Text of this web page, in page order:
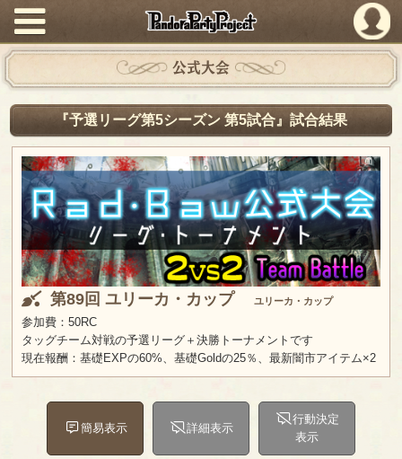
PandoraPartyProject
公式大会
『予選リーグ第5シーズン 第5試合』試合結果
第89回 ユリーカ・カップ ユリーカ・カップ
参加費：50RC
タッグチーム対戦の予選リーグ＋決勝トーナメントです
現在報酬：基礎EXPの60%、基礎Goldの25％、最新闇市アイテム×2
簡易表示 詳細表示
行動決定
表示